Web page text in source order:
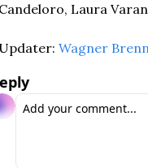
Laura
Wagner